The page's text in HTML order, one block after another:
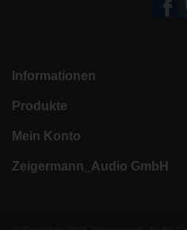
Informationen
Produkte
Mein Konto
Zeigermann_Audio GmbH